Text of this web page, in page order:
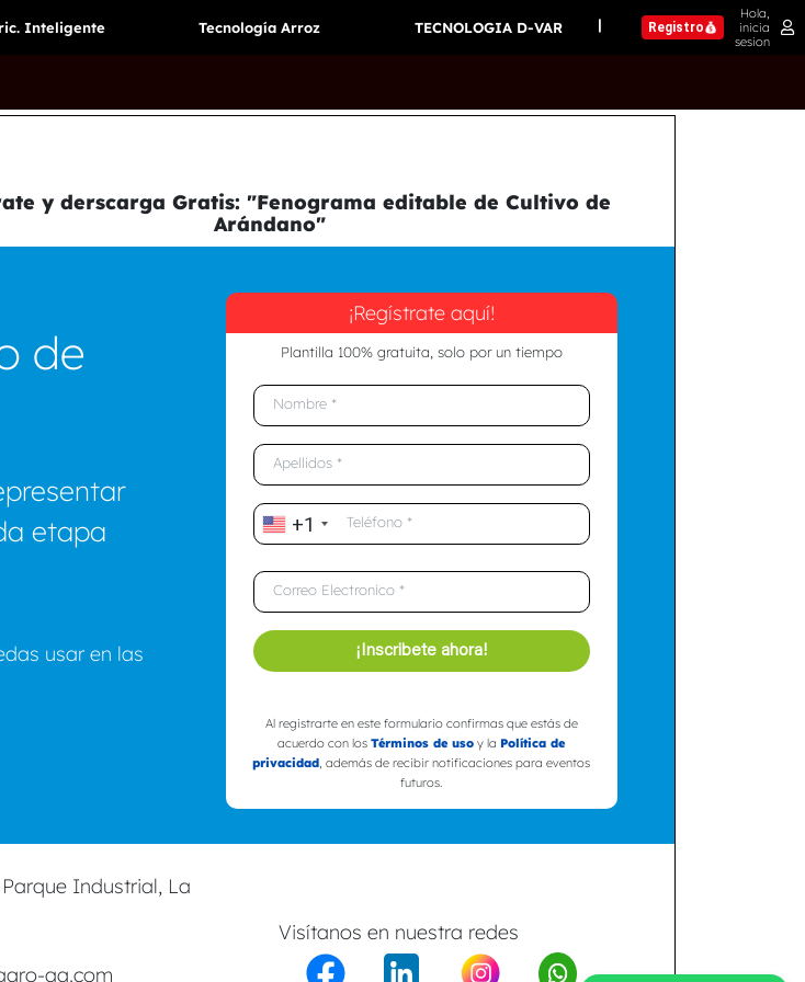
Inteligente Tecnología Arroz TECNOLOGIA D-VAR | Registro
Hola,
inicia
sesion
y derscarga Gratis: "Fenograma editable de Cultivo de
Arándano"
de
etapa
usar en las
¡Regístrate aquí!
Plantilla 100% gratuita, solo por un tiempo
+1
¡Inscribete ahora!
Al registrarte en este formulario confirmas que estás de
acuerdo con losTérminos de uso y laPolítica de
privacidad, además de recibir notificaciones para eventos
futuros.
Industrial, La
ag.com
Visítanos en nuestra redes